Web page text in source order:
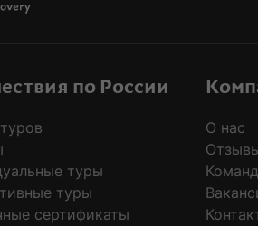
по России
туры
туры
сертификаты
О нас